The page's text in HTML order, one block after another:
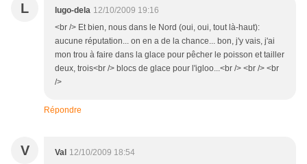
L lugo-dela 12/10/2009 19:16
<br /> Et bien, nous dans le Nord (oui, oui, tout là-haut):
aucune réputation... on en a de la chance... bon, j'y vais, j'ai
mon trou à faire dans la glace pour pêcher le poisson et tailler
deux, trois<br /> blocs de glace pour l'igloo...<br /> <br /> <br
/>
Répondre
V Val 12/10/2009 18:54